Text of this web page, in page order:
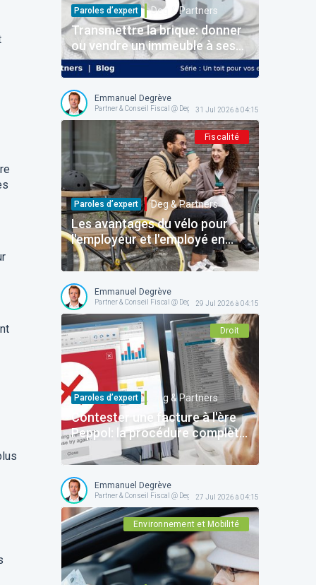
Paroles d’expert Deg & Partners
Transmettre la brique: donner
ou vendre un immeuble à ses
enfants
Emmanuel Degrève
Partner & Conseil Fiscal @ Deg & Partners31 Jul 2026 à 04:15
Fiscalité
Paroles d’expert Deg & Partners
Les avantages du vélo pour
l'employeur et l'employé en
Belgique: le dossier complet
pour structurer l'avantage
sans faux pas!
Emmanuel Degrève
Partner & Conseil Fiscal @ Deg & Partners29 Jul 2026 à 04:15
Droit
Paroles d’expert Deg & Partners
Contester une facture à l'ère
Peppol: la procédure complète
pour protéger votre entreprise
Emmanuel Degrève
Partner & Conseil Fiscal @ Deg & Partners27 Jul 2026 à 04:15
Environnement et Mobilité